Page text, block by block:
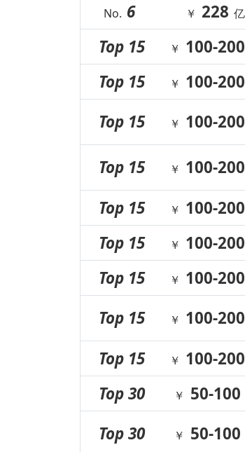
No. 6 ￥ 228 亿
Top 15 ￥ 100-200
Top 15 ￥ 100-200
Top 15 ￥ 100-200
Top 15 ￥ 100-200
Top 15 ￥ 100-200
Top 15 ￥ 100-200
Top 15 ￥ 100-200
Top 15 ￥ 100-200
Top 15 ￥ 100-200
Top 30 ￥ 50-100
Top 30 ￥ 50-100